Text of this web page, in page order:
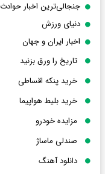
جنجالی‌ترین اخبار حوادث
دنیای ورزش
اخبار ایران و جهان
تاریخ را ورق بزنید
خرید پنکه اقساطی
خرید بلیط هواپیما
مزایده خودرو
صندلی ماساژ
دانلود آهنگ